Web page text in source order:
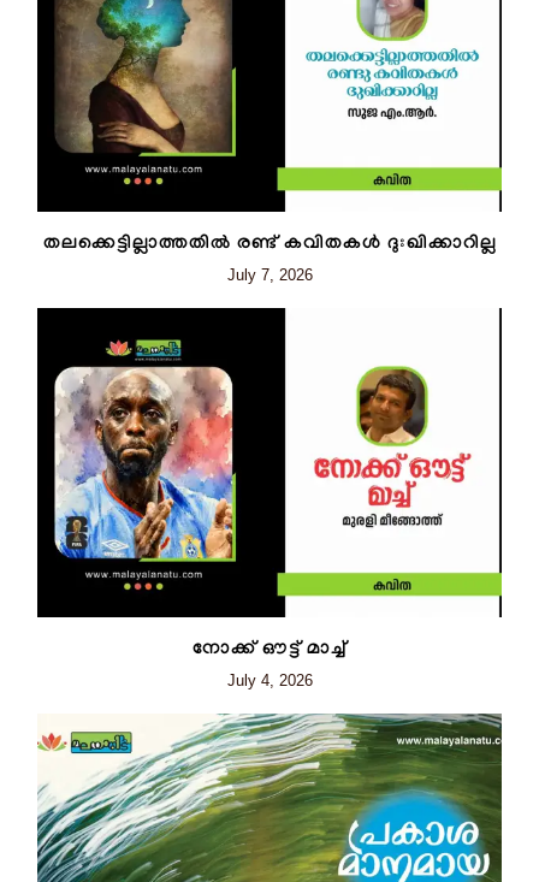
തലക്കെട്ടില്ലാത്തതിൽ രണ്ട് കവിതകൾ ദുഃഖിക്കാറില്ല
July 7, 2026
നോക്ക് ഔട്ട് മാച്ച്
July 4, 2026